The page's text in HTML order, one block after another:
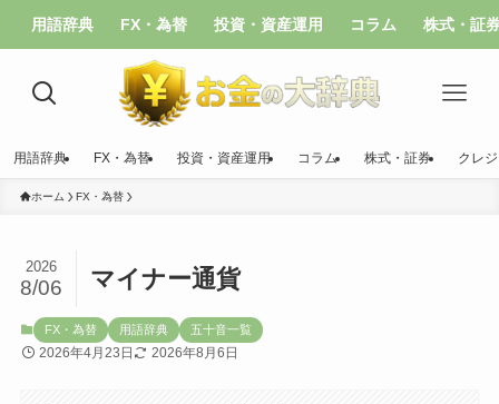
用語辞典 FX・為替 投資・資産運用 コラム 株式・証
用語辞典 FX・為替 投資・資産運用 コラム 株式・証券 クレ
ホーム FX・為替
マイナー通貨
2026
8/06
FX・為替 用語辞典 五十音一覧
2026年4月23日 2026年8月6日